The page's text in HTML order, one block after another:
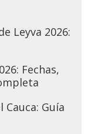
Leyva 2026:
Fechas,
Cauca: Guía